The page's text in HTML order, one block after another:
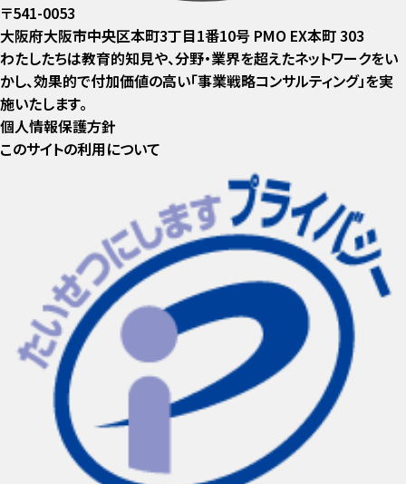
〒541-0053
大阪府大阪市中央区本町3丁目1番10号 PMO EX本町 303
わたしたちは教育的知見や、分野・業界を超えたネットワークをい
かし、効果的で付加価値の高い「事業戦略コンサルティング」を実
施いたします。
個人情報保護方針
このサイトの利用について